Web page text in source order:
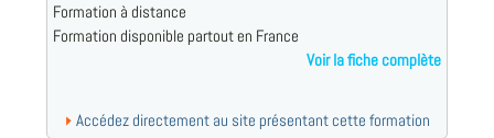
Formation à distance
Formation disponible partout en France
Voir la fiche complète
Accédez directement au site présentant cette formation